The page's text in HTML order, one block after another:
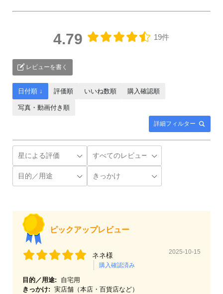
4.79 19件
レビューを書く
詳細フィルター
日付順 ↓ 評価順 いいね数順 購入確認順
写真・動画付き順
ピックアップレビュー
ネネ様
購入確認済み
2025-10-15
目的／用途:
自宅用
きっかけ: 実店舗（本店・百貨店など）